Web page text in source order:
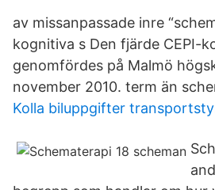
av missanpassade inre
kognitiva s Den fjärde CEPI-
genomfördes på Malmö
november 2010. term än
Kolla biluppgifter